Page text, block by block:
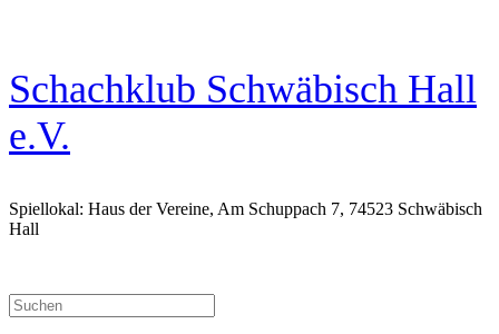
Schachklub Schwäbisch Hall
e.V.
Spiellokal: Haus der Vereine, Am Schuppach 7, 74523 Schwäbisch
Hall
Suchen
nach: